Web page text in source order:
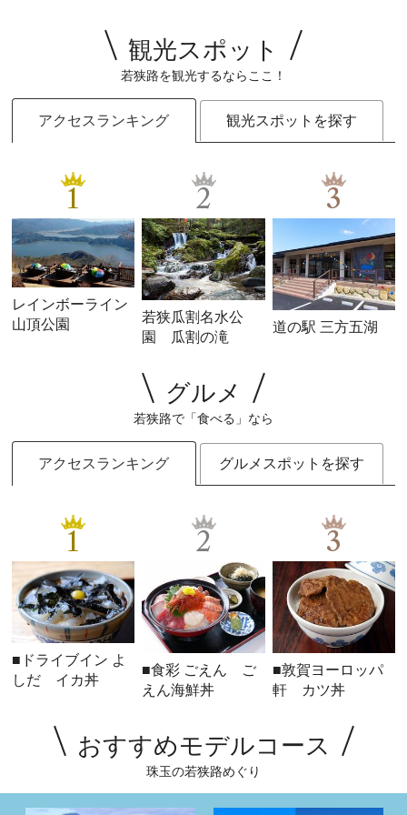
観光スポット
若狭路を観光するならここ！
アクセスランキング 観光スポットを探す
1
レインボーライン
山頂公園
2
若狭瓜割名水公
園 瓜割の滝
3
道の駅 三方五湖
グルメ
若狭路で「食べる」なら
アクセスランキング グルメスポットを探す
1
■ドライブイン よ
しだ イカ丼
2
■食彩 ごえん ご
えん海鮮丼
3
■敦賀ヨーロッパ
軒 カツ丼
おすすめモデルコース
珠玉の若狭路めぐり